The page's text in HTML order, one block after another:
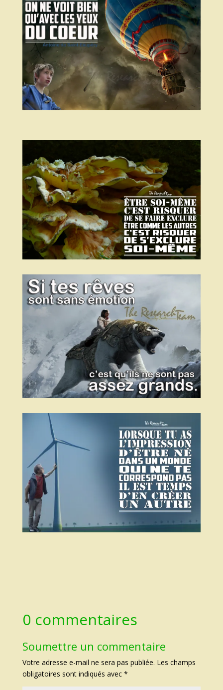
0 commentaires
Soumettre un commentaire
Votre adresse e-mail ne sera pas publiée. Les champs
obligatoires sont indiqués avec *